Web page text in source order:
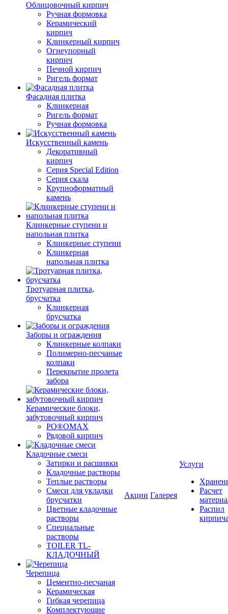
Облицовочный кирпич
Ручная формовка
Керамический
кирпич
Клинкерный кирпич
Огнеупорный
кирпич
Печной кирпич
Ригель формат
Фасадная плитка
Клинкерная
Ригель формат
Ручная формовка
Искусственный камень
Декоративный
кирпич
Серия Special Edition
Серия скала
Крупноформатный
камень
Клинкерные ступени и
напольная плитка
Клинкерные ступени
Клинкерная
напольная плитка
Тротуарная плитка,
брусчатка
Клинкерная
брусчатка
Заборы и ограждения
Клинкерные колпаки
Полимерно-песчаные
колпаки
Перекрытие пролета
забора
Керамические блоки,
забутовочный кирпич
PO®OMAX
Рядовой кирпич
Кладочные смеси
Затирки и расшивки
Кладочные растворы
Теплые растворы
Смеси для укладки
брусчатки
Цветные кладочные
растворы
Специальные
растворы
TOILER TL-
КЛАДОЧНЫЙ
Черепица
Цементно-песчаная
Керамическая
Гибкая черепица
Комплектующие
Акции Галерея
Услуги
Расчет
Распил